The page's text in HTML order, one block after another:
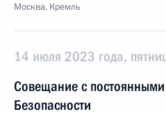
Москва, Кремль
14 июля 2023 года,
Совещание с
Безопасности